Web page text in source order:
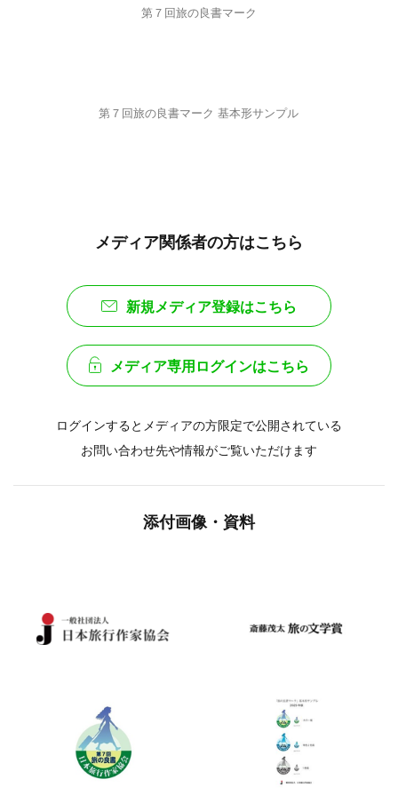
第７回旅の良書マーク
メディア関係者の方はこちら
メディア専用ログインはこちら